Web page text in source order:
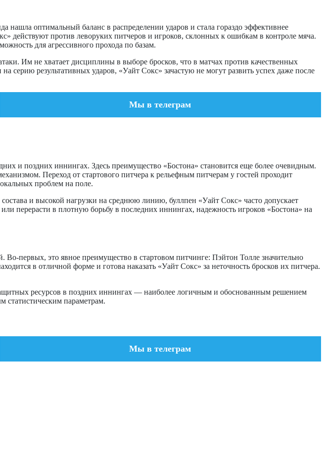
нашла оптимальный баланс в распределении ударов и стала гораздо эффективнее
действуют против леворуких питчеров и игроков, склонных к ошибкам в контроле мяча.
для агрессивного прохода по базам.
Им не хватает дисциплины в выборе бросков, что в матчах против качественных
серию результативных ударов, «Уайт Сокс» зачастую не могут развить успех даже после
Мы в телеграм
и поздних иннингах. Здесь преимущество «Бостона» становится еще более очевидным.
Переход от стартового питчера к рельефным питчерам у гостей проходит
проблем на поле.
и высокой нагрузки на среднюю линию, буллпен «Уайт Сокс» часто допускает
перерасти в плотную борьбу в последних иннингах, надежность игроков «Бостона» на
первых, это явное преимущество в стартовом питчинге: Пэйтон Толле значительно
в отличной форме и готова наказать «Уайт Сокс» за неточность бросков их питчера.
ресурсов в поздних иннингах — наиболее логичным и обоснованным решением
статистическим параметрам.
Мы в телеграм